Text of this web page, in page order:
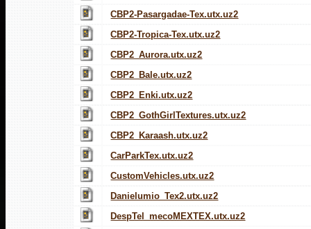
CBP2-Pasargadae-Tex.utx.uz2
CBP2-Tropica-Tex.utx.uz2
CBP2_Aurora.utx.uz2
CBP2_Bale.utx.uz2
CBP2_Enki.utx.uz2
CBP2_GothGirlTextures.utx.uz2
CBP2_Karaash.utx.uz2
CarParkTex.utx.uz2
CustomVehicles.utx.uz2
Danielumio_Tex2.utx.uz2
DespTel_mecoMEXTEX.utx.uz2